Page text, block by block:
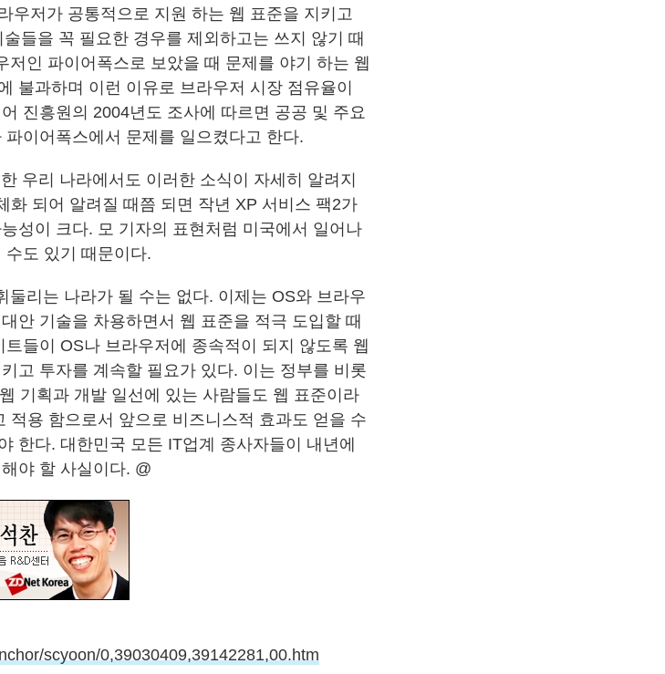
우저가 공통적으로 지원 하는 웹 표준을 지키고
들을 꼭 필요한 경우를 제외하고는 쓰지 않기 때
인 파이어폭스로 보았을 때 문제를 야기 하는 웹
불과하며 이런 이유로 브라우저 시장 점유율이
진흥원의 2004년도 조사에 따르면 공공 및 주요
이어폭스에서 문제를 일으켰다고 한다.
우리 나라에서도 이러한 소식이 자세히 알려지
화 되어 알려질 때쯤 되면 작년 XP 서비스 팩2가
성이 크다. 모 기자의 표현처럼 미국에서 일어나
도 있기 때문이다.
둘리는 나라가 될 수는 없다. 이제는 OS와 브라우
안 기술을 차용하면서 웹 표준을 적극 도입할 때
들이 OS나 브라우저에 종속적이 되지 않도록 웹
고 투자를 계속할 필요가 있다. 이는 정부를 비롯
기획과 개발 일선에 있는 사람들도 웹 표준이라
적용 함으로서 앞으로 비즈니스적 효과도 얻을 수
한다. 대한민국 모든 IT업계 종사자들이 내년에
야 할 사실이다. @
scyoon/0,39030409,39142281,00.htm